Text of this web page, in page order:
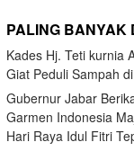
PALING BANYAK
Kades Hj. Teti kurnia
Giat Peduli Sampah
Gubernur Jabar
Garmen Indonesia
Hari Raya Idul Fitri